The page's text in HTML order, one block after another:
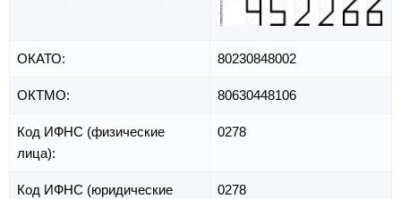
ОКАТО: 80230848002
ОКТМО: 80630448106
Код ИФНС (физические
лица):
0278
Код ИФНС (юридические
0278